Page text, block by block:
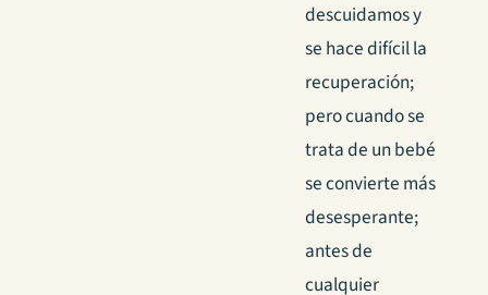
descuidamos y
se hace difícil la
recuperación;
pero cuando se
trata de un bebé
se convierte más
desesperante;
antes de
cualquier